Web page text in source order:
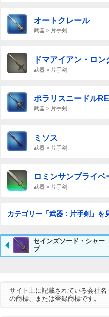
オートクレール
武器 > 片手剣
ドマアイアン・ロン
武器 > 片手剣
ポラリスニードル
武器 > 片手剣
ミソス
武器 > 片手剣
ロミンサンプライベ
武器 > 片手剣
カテゴリー「武器 : 片手剣」を
セインズソード・シャー
プ
サイト上に記載されている会社
の商標、または登録商標です。